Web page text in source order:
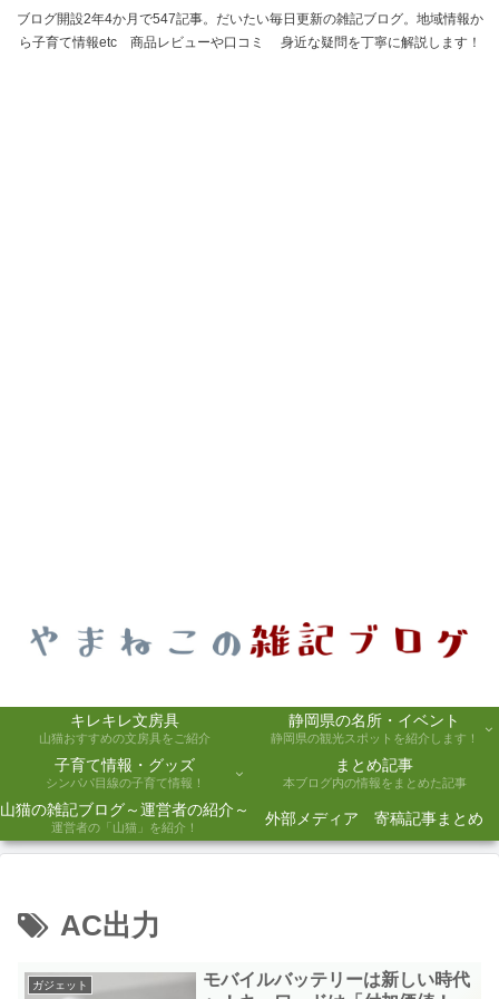
ブログ開設2年4か月で547記事。だいたい毎日更新の雑記ブログ。地域情報か
ら子育て情報etc 商品レビューや口コミ 身近な疑問を丁寧に解説します！
キレキレ文房具
山猫おすすめの文房具をご紹介
静岡県の名所・イベント
静岡県の観光スポットを紹介します！
子育て情報・グッズ
シンパパ目線の子育て情報！
まとめ記事
本ブログ内の情報をまとめた記事
山猫の雑記ブログ～運営者の紹介～
運営者の「山猫」を紹介！ 外部メディア 寄稿記事まとめ
AC出力
ガジェット
モバイルバッテリーは新しい時代